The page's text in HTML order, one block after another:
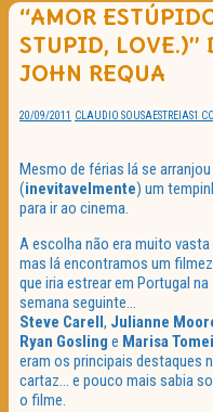
“AMOR
STUPID, LOVE.)”
JOHN REQUA
20/09/2011 CLAUDIO SOUSAESTREIAS1
Mesmo de férias lá se arranjou
(inevitavelmente) um
para ir ao cinema.
A escolha não era muito vasta
mas lá encontramos um
que iria estrear em Portugal na
semana seguinte…
Steve Carell, Julianne
Ryan Gosling e Marisa Tomei
eram os principais destaques
cartaz… e pouco mais sabia
o filme.